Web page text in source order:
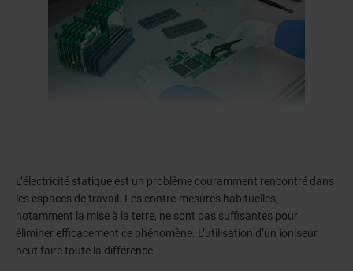
L’électricité statique est un problème couramment rencontré dans
les espaces de travail. Les contre-mesures habituelles,
notamment la mise à la terre, ne sont pas suffisantes pour
éliminer efficacement ce phénomène. L’utilisation d’un ioniseur
peut faire toute la différence.